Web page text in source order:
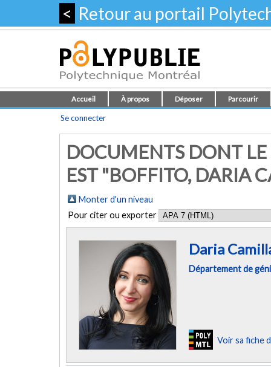
< Retour au portail
Accueil À propos Déposer Parcourir
Se connecter
DOCUMENTS DONT
EST "BOFFITO, DARIA
Monter d'un niveau
Pour citer ou exporter
Daria
Département de
Voir sa fiche